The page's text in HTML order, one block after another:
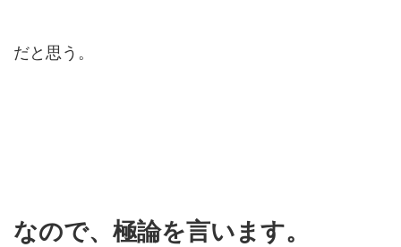
だと思う。
なので、極論を言います。